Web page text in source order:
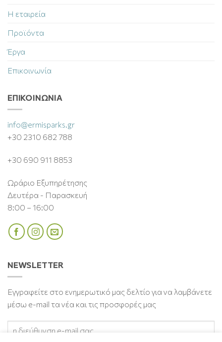
Η εταιρεία
Προϊόντα
Έργα
Επικοινωνία
ΕΠΙΚΟΙΝΩΝΊΑ
info@ermisparks.gr
+30 2310 682 788
+30 690 911 8853
Ωράριο Εξυπηρέτησης
Δευτέρα - Παρασκευή
8:00 – 16:00
NEWSLETTER
Εγγραφείτε στο ενημερωτικό μας δελτίο για να λαμβάνετε
μέσω e-mail τα νέα και τις προσφορές μας